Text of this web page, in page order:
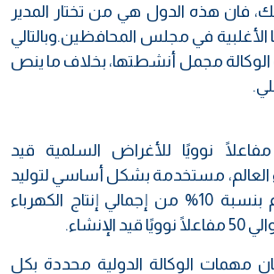
فان هذه الدول هي من تختار المدير
الأغلبية في مجلس المحافظين.وبالتالي
الوكالة مجمل أنشطتها، بخلاف ما ينص
يوجد حالياً 439 مفاعلًا نوويًا للأغراض السلمية قيد
العالم، مستخدمة بشكل أساسي لتوليد
الكهرباء، وتساهم بنسبة 10% من إجمالي إنتاج الكهرباء
مهمات الوكالة الدولية محددة بكل